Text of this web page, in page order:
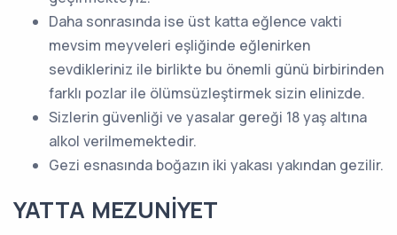
Daha sonrasında ise üst katta eğlence vakti
mevsim meyveleri eşliğinde eğlenirken
sevdikleriniz ile birlikte bu önemli günü birbirinden
farklı pozlar ile ölümsüzleştirmek sizin elinizde.
Sizlerin güvenliği ve yasalar gereği 18 yaş altına
alkol verilmemektedir.
Gezi esnasında boğazın iki yakası yakından gezilir.
YATTA MEZUNİYET